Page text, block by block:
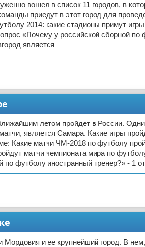
вошел в список 11 городов, в
приедут в этот город для
2014: какие стадионы примут
«Почему у российской сборной по
является
летом пройдет в России.
является Самара. Какие игры
Какие матчи ЧМ-2018 по футболу
матчи чемпионата мира по
по футболу иностранный тренер?» - 1
Мордовия и ее крупнейший город. В